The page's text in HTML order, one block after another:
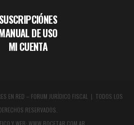
SUSCRIPCIÓNES
DE USO
MI CUENTA
EN RED – FORUM JURÍDICO FISCAL | TODOS LOS
RESERVADOS.
Y WEB: WWW.BOCETAR.COM.AR